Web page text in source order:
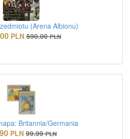
(Arena Albionu)
PLN 590.00 PLN
Britannia/Germania
PLN 99.99 PLN